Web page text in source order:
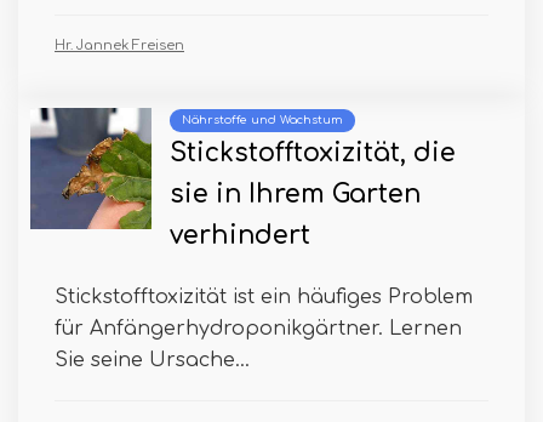
Hr. Jannek Freisen
Nährstoffe und Wachstum
Stickstofftoxizität, die
sie in Ihrem Garten
verhindert
Stickstofftoxizität ist ein häufiges Problem
für Anfängerhydroponikgärtner. Lernen
Sie seine Ursache...